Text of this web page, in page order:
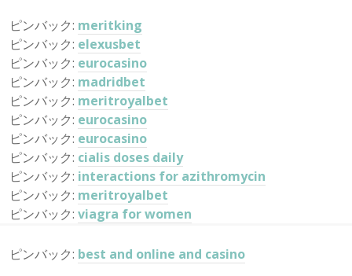
ピンバック: meritking
ピンバック: elexusbet
ピンバック: eurocasino
ピンバック: madridbet
ピンバック: meritroyalbet
ピンバック: eurocasino
ピンバック: eurocasino
ピンバック: cialis doses daily
ピンバック: interactions for azithromycin
ピンバック: meritroyalbet
ピンバック: viagra for women
ピンバック: best and online and casino